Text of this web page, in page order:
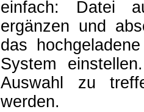
einfach: Datei
ergänzen und
das
System
Auswahl zu
werden.